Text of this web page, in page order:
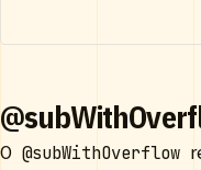
O @subWithOverflow